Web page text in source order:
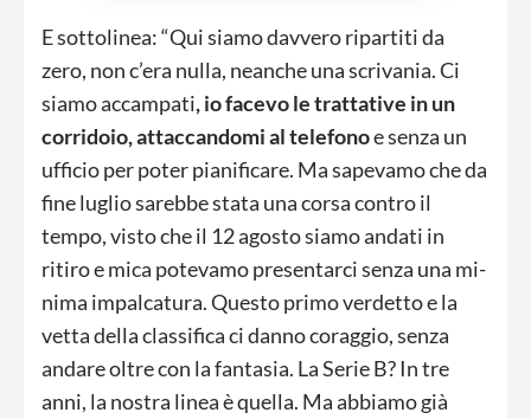
E sottolinea: “Qui siamo davvero ripartiti da
zero, non c’era nulla, neanche una scrivania. Ci
siamo accampati, io facevo le trattative in un
corridoio, attaccandomi al telefonoe senza un
ufficio per poter pianificare. Ma sapevamo che da
fine luglio sarebbe stata una corsa contro il
tempo, visto che il 12 agosto siamo andati in
ritiro e mica potevamo presentarci senza una mi-
nima impalcatura. Questo primo verdetto e la
vetta della classifica ci danno coraggio, senza
andare oltre con la fantasia. La Serie B? In tre
anni, la nostra linea è quella. Ma abbiamo già